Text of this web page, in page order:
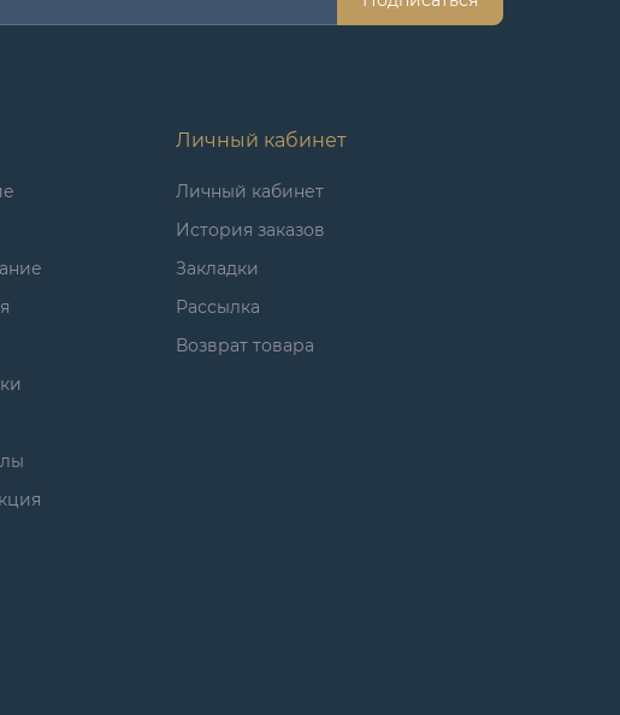
Личный кабинет
Личный кабинет
История заказов
Закладки
Рассылка
Возврат товара